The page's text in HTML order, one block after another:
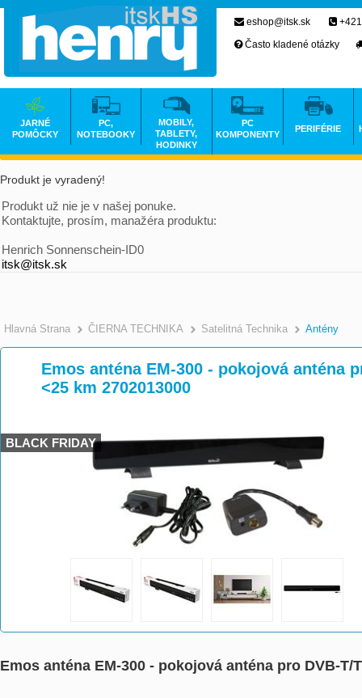
Produkt je vyradený!
Produkt už nie je v našej ponuke.
Kontaktujte, prosím, manažéra produktu:
Henrich Sonnenschein-ID0
itsk@itsk.sk
Hlavná Strana >
ČIERNA TECHNIKA >
Satelitná Technika Antény
Emos anténa EM-300 - pokojová anténa
<25 km 2702013000
BLACK FRIDAY
Emos anténa EM-300 - pokojová anténa pro DVB-T/
eshop@itsk.sk
Často kladené otázky
JARNÉ
POMÔCKY
PC,
NOTEBOOKY
MOBILY,
TABLETY,
HODINKY
PC
KOMPONENTY
PERIFÉRIE